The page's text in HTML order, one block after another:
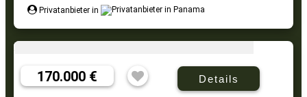
Privatanbieter in
170.000 € Details